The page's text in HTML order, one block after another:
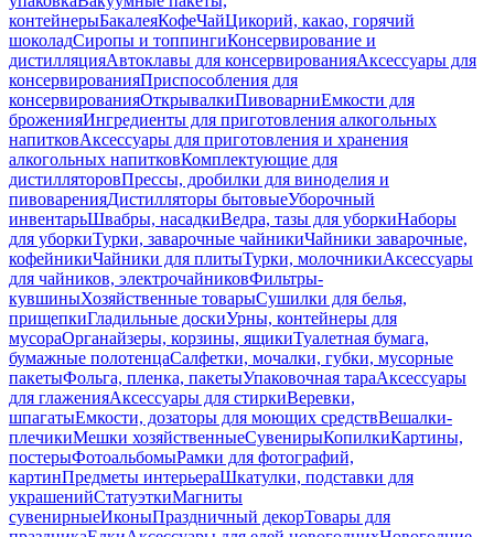
контейнерыБакалеяКофеЧайЦикорий, какао, горячий
шоколадСиропы и топпингиКонсервирование и
дистилляцияАвтоклавы для консервированияАксессуары для
консервированияПриспособления для
консервированияОткрывалкиПивоварниЕмкости для
броженияИнгредиенты для приготовления алкогольных
напитковАксессуары для приготовления и хранения
алкогольных напитковКомплектующие для
дистилляторовПрессы, дробилки для виноделия и
пивоваренияДистилляторы бытовыеУборочный
инвентарьШвабры, насадкиВедра, тазы для уборкиНаборы
для уборкиТурки, заварочные чайникиЧайники заварочные,
кофейникиЧайники для плитыТурки, молочникиАксессуары
для чайников, электрочайниковФильтры-
кувшиныХозяйственные товарыСушилки для белья,
прищепкиГладильные доскиУрны, контейнеры для
мусораОрганайзеры, корзины, ящикиТуалетная бумага,
бумажные полотенцаСалфетки, мочалки, губки, мусорные
пакетыФольга, пленка, пакетыУпаковочная тараАксессуары
для глаженияАксессуары для стиркиВеревки,
шпагатыЕмкости, дозаторы для моющих средствВешалки-
плечикиМешки хозяйственныеСувенирыКопилкиКартины,
постерыФотоальбомыРамки для фотографий,
картинПредметы интерьераШкатулки, подставки для
украшенийСтатуэткиМагниты
сувенирныеИконыПраздничный декорТовары для